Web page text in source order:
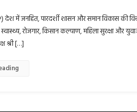
देश में जनहित, पारदर्शी शासन और समान विकास
स्वास्थ्य, रोजगार, किसान कल्याण, महिला सुरक्षा
श्री […]